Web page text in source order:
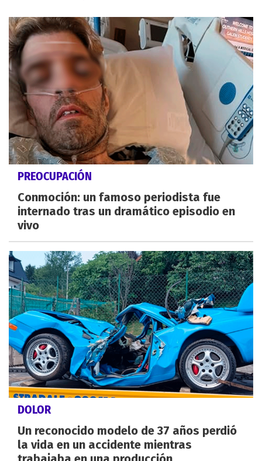
PREOCUPACIÓN
Conmoción: un famoso periodista fue
internado tras un dramático episodio en
vivo
DOLOR
Un reconocido modelo de 37 años perdió
la vida en un accidente mientras